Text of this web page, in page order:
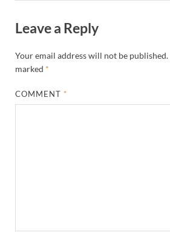
Leave a Reply
Your email address will not be published.
marked *
COMMENT*